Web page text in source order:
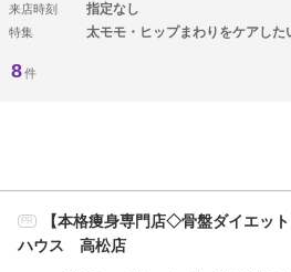
来店時刻 指定なし
特集 太モモ・ヒップまわりをケアした
8件
PR
【本格痩身専門店◇骨盤ダイエッ
ハウス 高松店